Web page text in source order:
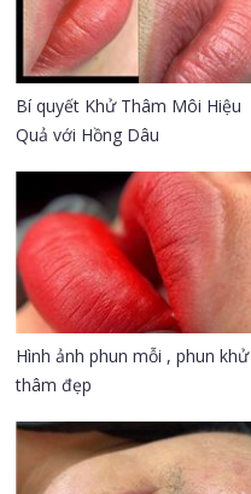
Bí quyết Khử Thâm Môi Hiệu
Quả với Hồng Dâu
Hình ảnh phun mỗi , phun khử
thâm đẹp